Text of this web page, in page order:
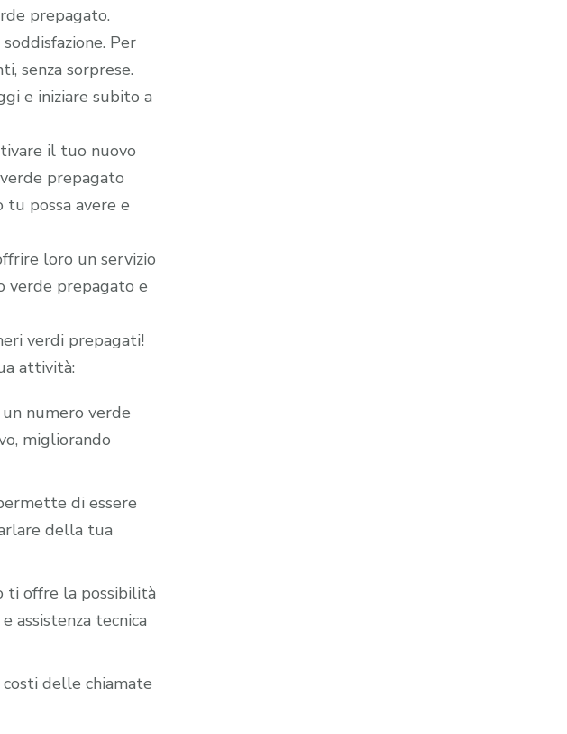
prepagato.
Per
senza sorprese.
e iniziare subito a
il tuo nuovo
prepagato
tu possa avere e
loro un servizio
verde prepagato e
verdi prepagati!
attività:
numero verde
migliorando
di essere
della tua
ti offre la possibilità
assistenza tecnica
delle chiamate